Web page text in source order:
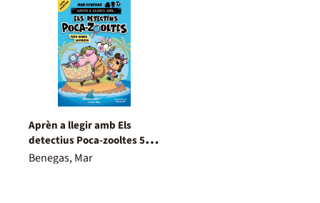
Aprèn a llegir amb Els
detectius Poca-zooltes 5.
Pota-ranca la pirata
Benegas, Mar